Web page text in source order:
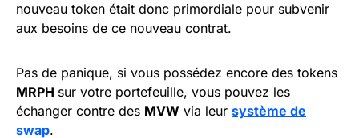
nouveau token était donc primordiale pour subvenir
aux besoins de ce nouveau contrat.
Pas de panique, si vous possédez encore des tokens
MRPH sur votre portefeuille, vous pouvez les
échanger contre des MVW via leur système de
swap.